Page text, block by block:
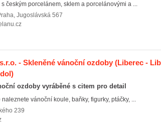
českým porcelánem, sklem a porcelánovými a ...
, Jugoslávská 567
- Skleněné vánoční ozdoby (Liberec -
ozdoby vyráběné s citem pro detail
vánoční koule, baňky, figurky, ptáčky, ...
239